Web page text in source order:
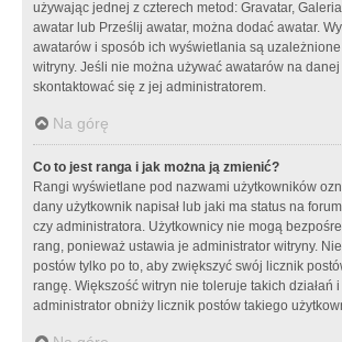
używając jednej z czterech metod: Gravatar,
awatar lub Prześlij awatar, można dodać awatar.
awatarów i sposób ich wyświetlania są
witryny. Jeśli nie można używać awatarów na
skontaktować się z jej administratorem.
Na górę
Co to jest ranga i jak można ją zmienić?
Rangi wyświetlane pod nazwami użytkowników
dany użytkownik napisał lub jaki ma status na
czy administratora. Użytkownicy nie mogą
rang, ponieważ ustawia je administrator witryny.
postów tylko po to, aby zwiększyć swój licznik
rangę. Większość witryn nie toleruje takich działań
administrator obniży licznik postów takiego